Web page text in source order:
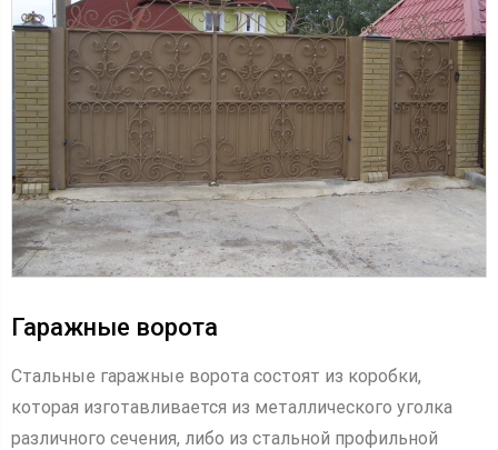
Гаражные ворота
Стальные гаражные ворота состоят из коробки,
которая изготавливается из металлического уголка
различного сечения, либо из стальной профильной